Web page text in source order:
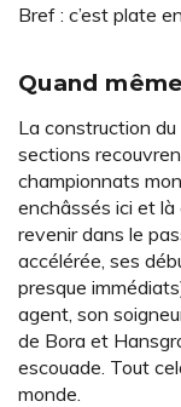
Bref : c’est plate
Quand
La construction
sections
championnats
enchâssés ici et
revenir dans le
accélérée, ses
presque
agent, son
de Bora et
escouade. Tout
monde.